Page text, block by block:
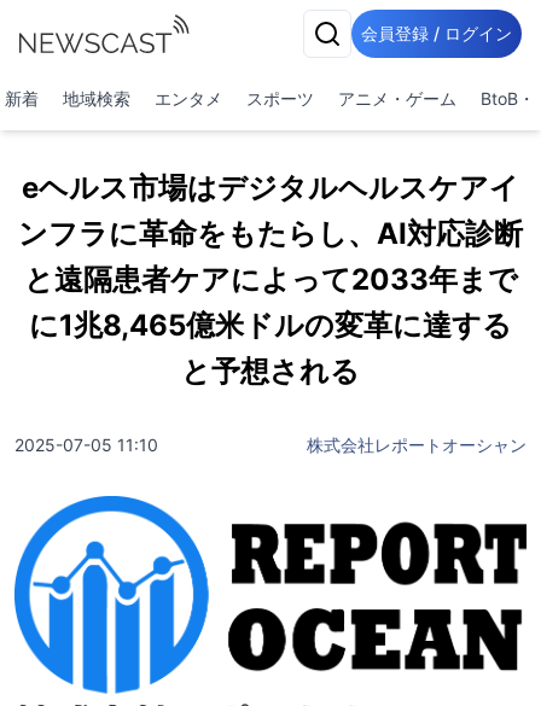
会員登録 / ログイン
新着 地域検索 エンタメ スポーツ アニメ・ゲーム BtoB・
eヘルス市場はデジタルヘルスケアイ
ンフラに革命をもたらし、AI対応診断
と遠隔患者ケアによって2033年まで
に1兆8,465億米ドルの変革に達する
と予想される
2025-07-05 11:10 株式会社レポートオーシャン